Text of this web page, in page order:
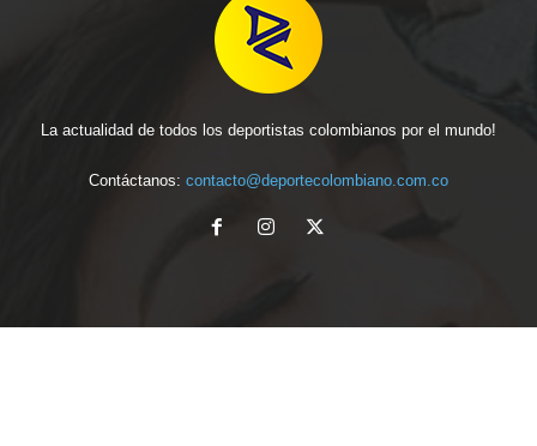
La actualidad de todos los deportistas colombianos por el mundo!
Contáctanos: contacto@deportecolombiano.com.co